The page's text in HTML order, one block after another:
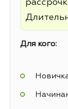
Для кого: